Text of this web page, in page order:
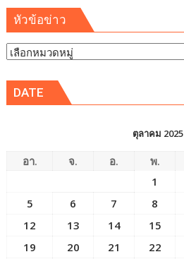
หัวข้อข่าว
หัวข้อ
DATE
ตุลาคม 2025
อา. จ. อ. พ.
1
5
6 7 8
12
13 14 15
19
20 21 22